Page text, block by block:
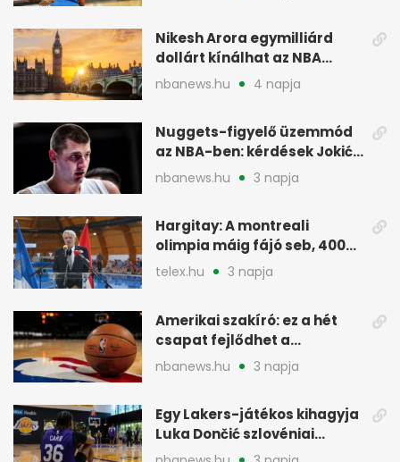
Nikesh Arora egymilliárd
dollárt kínálhat az NBA
Europe londoni csapatáért
nbanews.hu 4 napja
Nuggets-figyelő üzemmód
az NBA-ben: kérdések Jokić
jövőjéről
nbanews.hu 3 napja
Hargitay: A montreali
olimpia máig fájó seb, 400
vegyesen 4. lett
telex.hu 3 napja
Amerikai szakíró: ez a hét
csapat fejlődhet a
legtöbbet az NBA-ben
nbanews.hu 3 napja
Egy Lakers-játékos kihagyja
Luka Dončić szlovéniai
minicampjét